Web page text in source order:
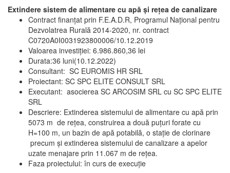
Extindere sistem de alimentare cu apă și rețea de canalizare
Contract finanțat prin F.E.A.D.R, Programul Național pentru
Dezvolatrea Rurală 2014-2020, nr. contract
C0720A0I0031923800006/10.12.2019
Valoarea investiției: 6.986.860,36 lei
Durata:36 luni(10.12.2022)
Consultant: SC EUROMIS HR SRL
Proiectant: SC SPC ELITE CONSULT SRL
Executant: asocierea SC ARCOSIM SRL cu SC SPC ELITE
SRL
Descriere: Extinderea sistemului de alimentare cu apă prin
5073 m de rețea, construirea a două puțuri forate cu
H=100 m, un bazin de apă potabilă, o stație de clorinare
precum și extinderea sistemului de canalizare a apelor
uzate menajare prin 11.067 m de rețea.
Faza proiectului: în curs de execuție